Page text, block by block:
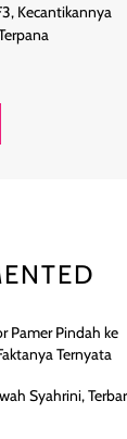
Kecantikannya
Pamer Pindah ke
Ternyata
Syahrini,